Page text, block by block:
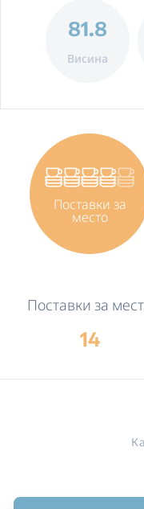
81.8
Висина
Поставки за
место
Поставки за
14